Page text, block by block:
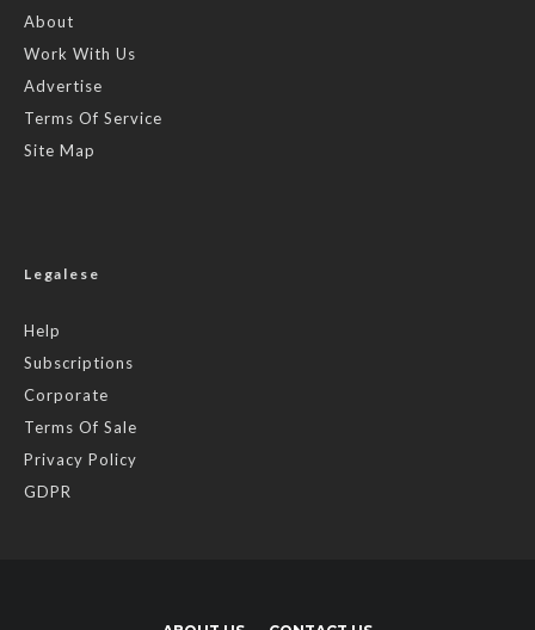
About
Work With Us
Advertise
Terms Of Service
Site Map
Legalese
Help
Subscriptions
Corporate
Terms Of Sale
Privacy Policy
GDPR